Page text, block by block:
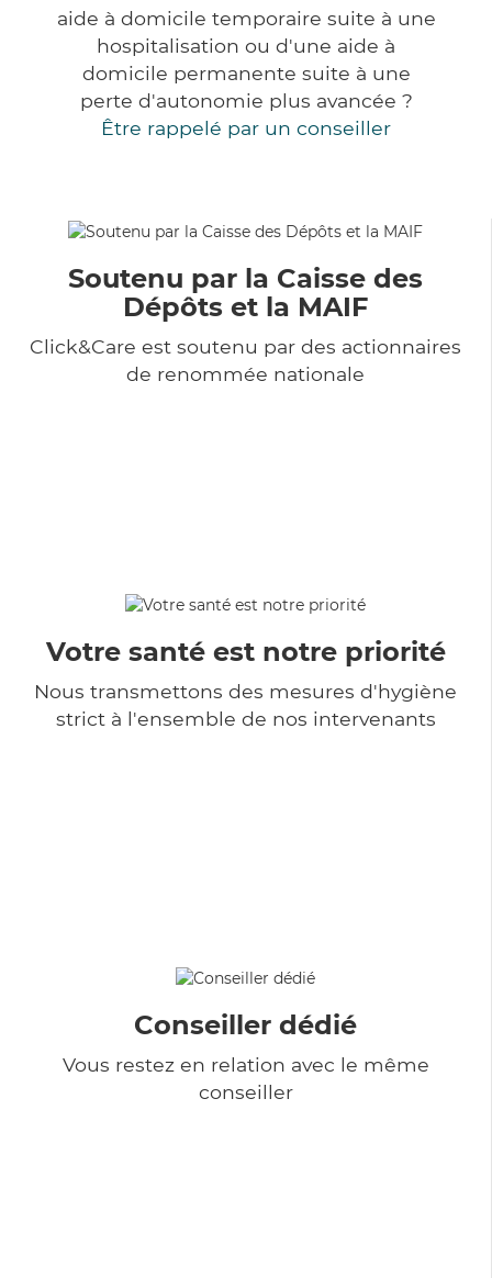
aide à domicile temporaire suite à une
hospitalisation ou d'une aide à
domicile permanente suite à une
perte d'autonomie plus avancée ?
Être rappelé par un conseiller
Soutenu par la Caisse des
Dépôts et la MAIF
Click&Care est soutenu par des actionnaires
de renommée nationale
Votre santé est notre priorité
Nous transmettons des mesures d'hygiène
strict à l'ensemble de nos intervenants
Conseiller dédié
Vous restez en relation avec le même
conseiller